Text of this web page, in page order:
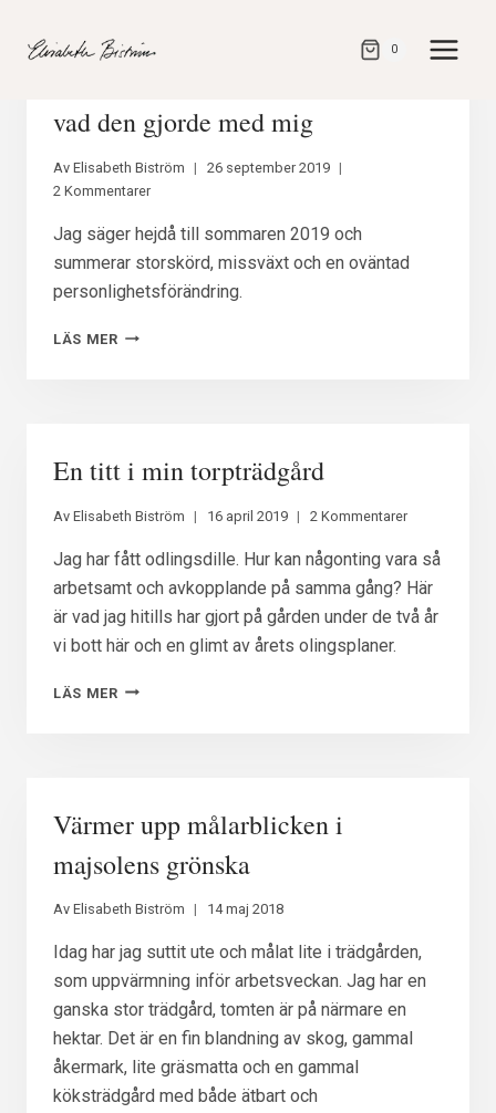
direkt
0
vad den gjorde med mig
Av Elisabeth Biström
26 september 2019
2 Kommentarer
Jag säger hejdå till sommaren 2019 och
summerar storskörd, missväxt och en oväntad
personlighetsförändring.
LÄS MERTRÄDGÅRDSSOMMAREN
GJORDE
MIG
En titt i min torpträdgård
Av Elisabeth Biström 16 april 2019 2 Kommentarer
Jag har fått odlingsdille. Hur kan någonting vara så
arbetsamt och avkopplande på samma gång? Här
är vad jag hitills har gjort på gården under de två år
vi bott här och en glimt av årets olingsplaner.
LÄS MEREN
Värmer upp målarblicken i
majsolens grönska
Av Elisabeth Biström 14 maj 2018
Idag har jag suttit ute och målat lite i trädgården,
som uppvärmning inför arbetsveckan. Jag har en
ganska stor trädgård, tomten är på närmare en
hektar. Det är en fin blandning av skog, gammal
åkermark, lite gräsmatta och en gammal
köksträdgård med både ätbart och